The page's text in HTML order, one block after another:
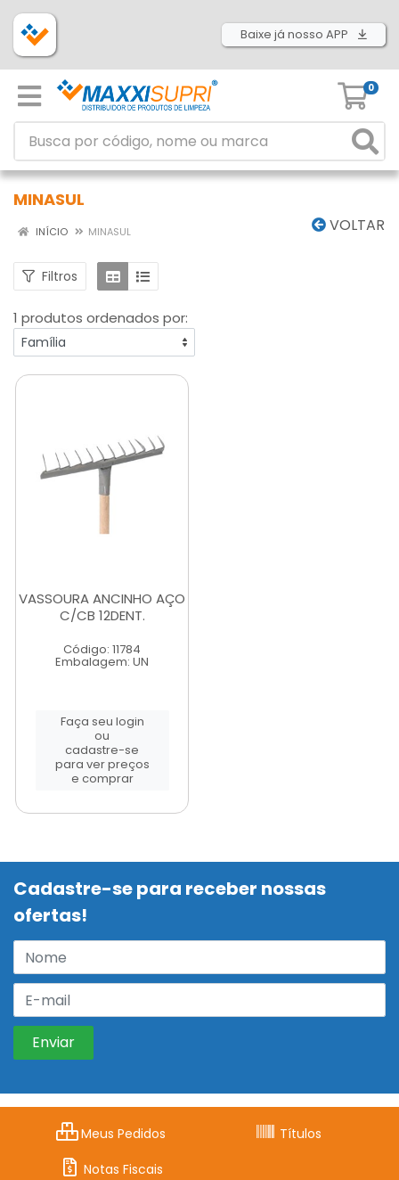
Baixe já nosso APP
0
MINASUL
VOLTAR
INÍCIO MINASUL
Filtros
1 produtos ordenados por:
VASSOURA ANCINHO AÇO
C/CB 12DENT.
Código: 11784
Embalagem: UN
Faça seu login
ou
cadastre-se
para ver preços
e comprar
Cadastre-se para receber nossas
ofertas!
Meus Pedidos
Títulos
Notas Fiscais